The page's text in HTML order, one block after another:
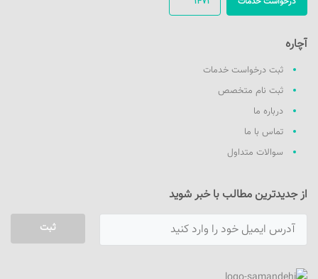
آچاره
ثبت درخواست خدمات
ثبت نام متخصص
درباره ما
تماس با ما
سوالات متداول
از جدیدترین مطالب با خبر شوید
ثبت